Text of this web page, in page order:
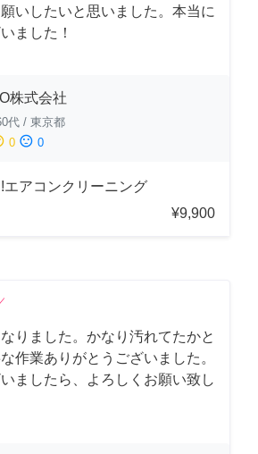
いしたいと思いました。本当に
ました！
株式会社
代 / 東京都
0 sentiment_dissatisfied 0
アコンクリーニング
¥9,900
りました。かなり汚れてたかと
作業ありがとうございました。
ましたら、よろしくお願い致し